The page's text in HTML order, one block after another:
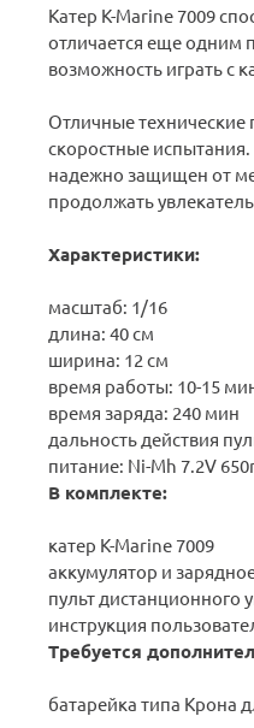
Катер K-Marine 7009
отличается еще одним
возможность играть с
Отличные технические
скоростные
надежно защищен от
продолжать
Характеристики:
масштаб: 1/16
длина: 40 см
ширина: 12 см
время работы: 10-15
время заряда: 240 мин
дальность действия
питание: Ni-Mh 7.2V
В комплекте:
катер K-Marine 7009
аккумулятор и з
пульт дистанционного
инструкция
Требуется
батарейка типа Крона